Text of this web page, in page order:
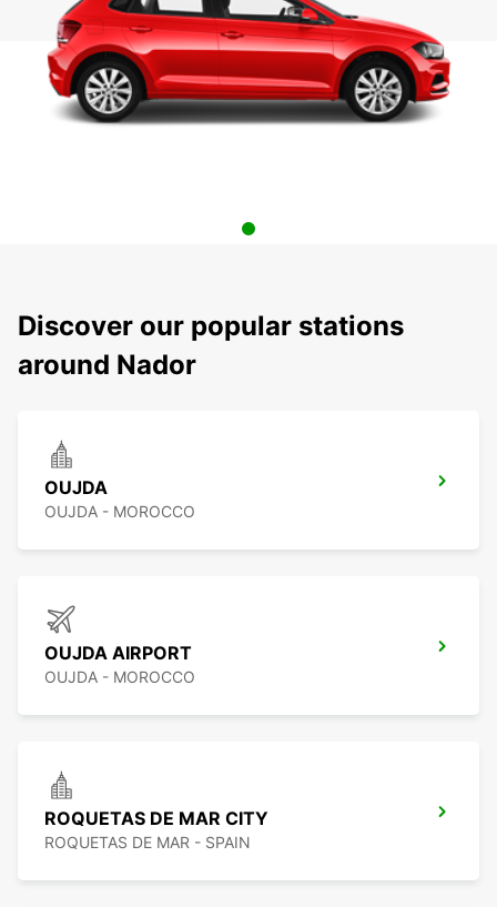
Discover our popular stations
around Nador
OUJDA
OUJDA - MOROCCO
OUJDA AIRPORT
OUJDA - MOROCCO
ROQUETAS DE MAR CITY
ROQUETAS DE MAR - SPAIN